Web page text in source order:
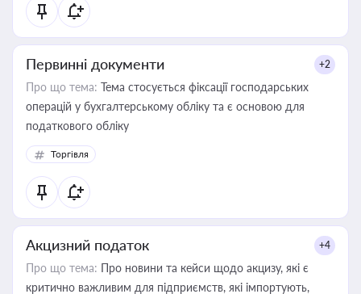
Первинні документи +2
Про що тема: Тема стосується фіксації господарських
операцій у бухгалтерському обліку та є основою для
податкового обліку
Торгівля
Акцизний податок +4
Про що тема: Про новини та кейси щодо акцизу, які є
критично важливим для підприємств, які імпортують,